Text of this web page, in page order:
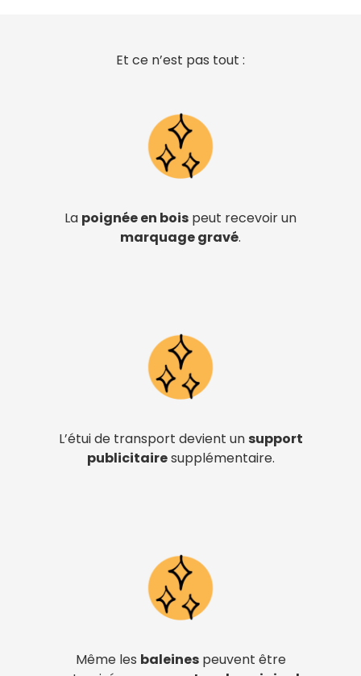
Et ce n’est pas tout :
La poignée en bois peut recevoir un
marquage gravé.
L’étui de transport devient un support
publicitairesupplémentaire.
Même les baleinespeuvent être